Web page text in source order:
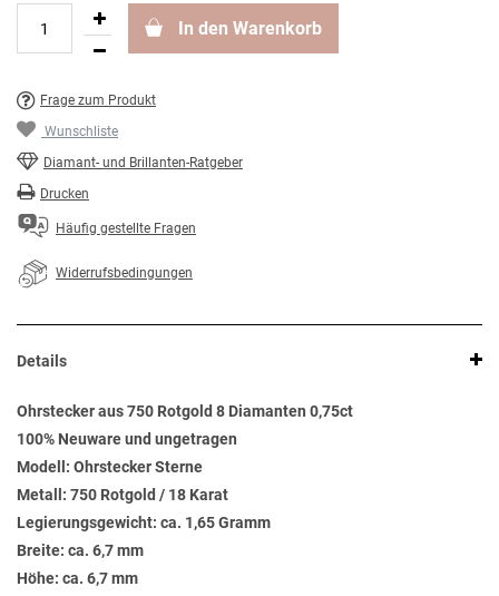
In den Warenkorb
Frage zum Produkt
Wunschliste
Diamant- und Brillanten-Ratgeber
Drucken
Häufig gestellte Fragen
Widerrufsbedingungen
Details
Ohrstecker aus 750 Rotgold 8 Diamanten 0,75ct
100% Neuware und ungetragen
Modell: Ohrstecker Sterne
Metall: 750 Rotgold / 18 Karat
Legierungsgewicht: ca. 1,65 Gramm
Breite: ca. 6,7 mm
Höhe: ca. 6,7 mm